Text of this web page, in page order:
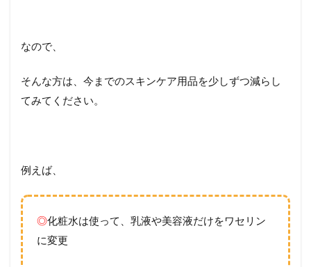
なので、
そんな方は、今までのスキンケア用品を少しずつ減らし
てみてください。
例えば、
◎化粧水は使って、乳液や美容液だけをワセリン
に変更